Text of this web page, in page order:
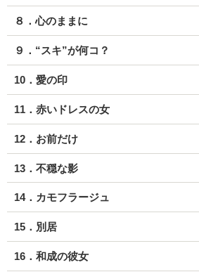
８．心のままに
９．“スキ”が何コ？
10．愛の印
11．赤いドレスの女
12．お前だけ
13．不穏な影
14．カモフラージュ
15．別居
16．和成の彼女